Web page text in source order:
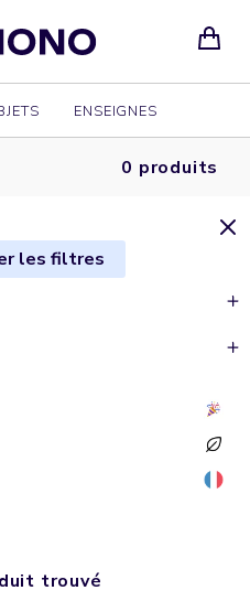
ENSEIGNES
0 produits
les filtres
trouvé